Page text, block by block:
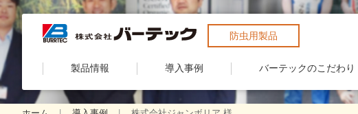
防虫用製品
製品情報 導入事例 バーテックのこだわり